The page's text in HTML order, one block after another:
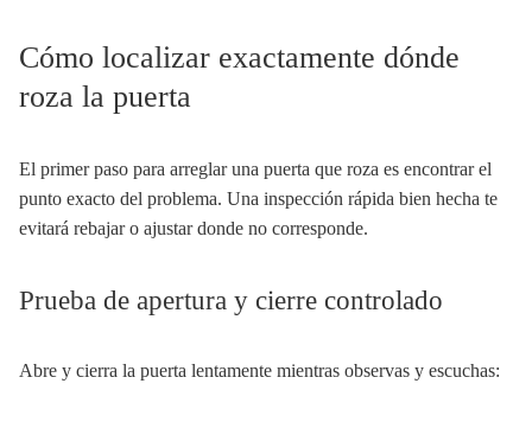
Cómo localizar exactamente dónde
roza la puerta
El primer paso para arreglar una puerta que roza es encontrar el
punto exacto del problema. Una inspección rápida bien hecha te
evitará rebajar o ajustar donde no corresponde.
Prueba de apertura y cierre controlado
Abre y cierra la puerta lentamente mientras observas y escuchas: